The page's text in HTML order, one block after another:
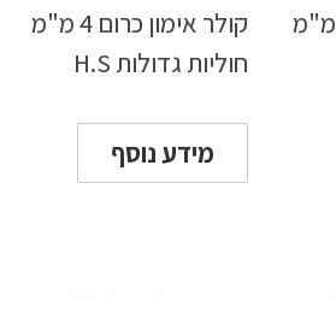
קולר אימון כרום 3 מ"מ
קולר אימון כרום 4 מ"מ
חוליות גדולות H.S
מידע נוסף